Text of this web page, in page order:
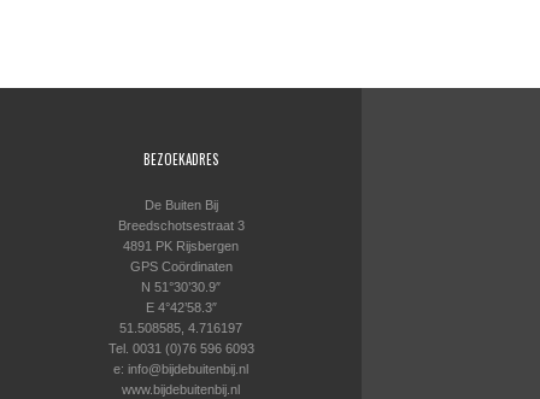
BEZOEKADRES
De Buiten Bij
Breedschotsestraat 3
4891 PK Rijsbergen
GPS Coördinaten
N 51°30’30.9″
E 4°42’58.3″
51.508585, 4.716197
Tel. 0031 (0)76 596 6093
e: info@bijdebuitenbij.nl
www.bijdebuitenbij.nl